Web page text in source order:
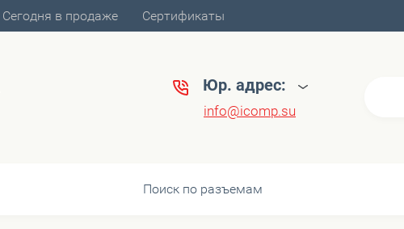
Сегодня в продаже Сертификаты
Юр. адрес:
info@icomp.su
Поиск по разъемам